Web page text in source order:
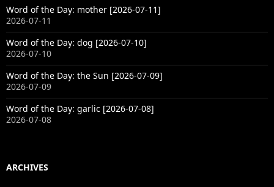
Word of the Day: mother [2026-07-11]
2026-07-11
Word of the Day: dog [2026-07-10]
2026-07-10
Word of the Day: the Sun [2026-07-09]
2026-07-09
Word of the Day: garlic [2026-07-08]
2026-07-08
ARCHIVES